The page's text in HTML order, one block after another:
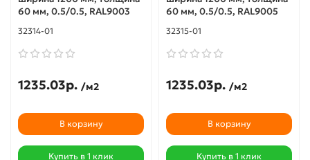
60 мм, 0.5/0.5, RAL9003
32314-01
1235.03р. /м2
В корзину
Купить в 1 клик
60 мм, 0.5/0.5, RAL9005
32315-01
1235.03р. /м2
В корзину
Купить в 1 клик